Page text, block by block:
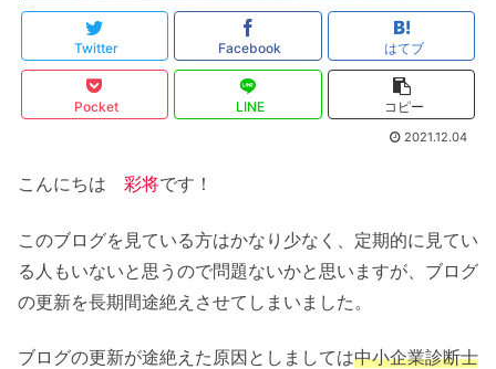
Twitter Facebook はてブ
Pocket LINE コピー
2021.12.04
こんにちは 彩将です！
このブログを見ている方はかなり少なく、定期的に見てい
る人もいないと思うので問題ないかと思いますが、ブログ
の更新を長期間途絶えさせてしまいました。
ブログの更新が途絶えた原因としましては中小企業診断士